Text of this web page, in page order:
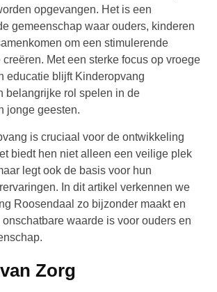
opgevangen. Het is een
gemeenschap waar ouders, kinderen
om een stimulerende
creëren. Met een sterke focus op vroege
educatie blijft Kinderopvang
belangrijke rol spelen in de
jonge geesten.
is cruciaal voor de ontwikkeling
biedt hen niet alleen een veilige plek
legt ook de basis voor hun
In dit artikel verkennen we
Roosendaal zo bijzonder maakt en
waarde is voor ouders en
Zorg